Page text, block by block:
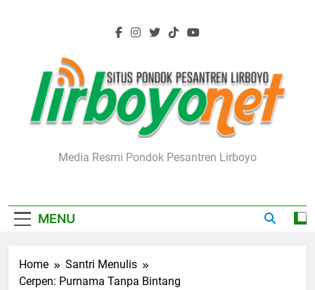
Lirboyo.net
Media Resmi Pondok Pesantren Lirboyo
MENU
Home
Santri Menulis
Cerpen: Purnama Tanpa Bintang